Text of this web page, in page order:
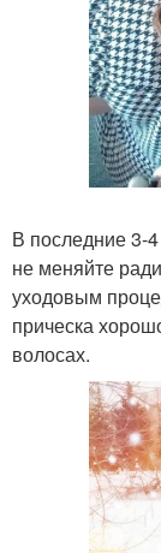
В последние 3-
не меняйте
уходовым
прическа
волосах.